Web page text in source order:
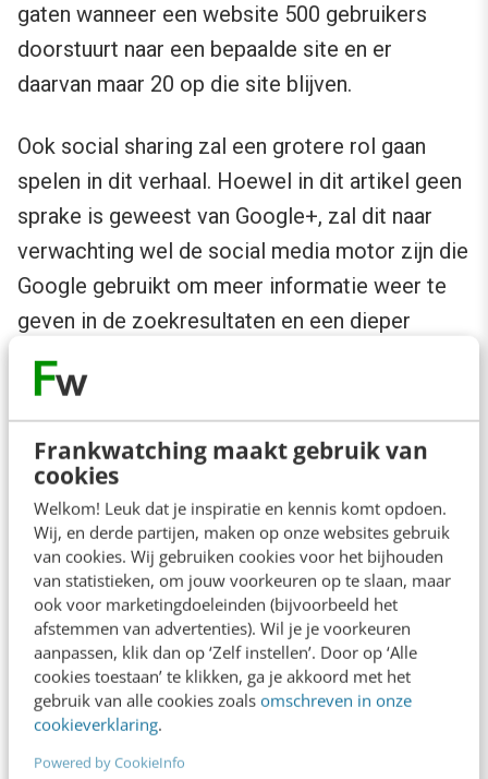
Frankwatching maakt gebruik van
cookies
Welkom! Leuk dat je inspiratie en kennis komt opdoen.
Wij, en derde partijen, maken op onze websites gebruik
van cookies. Wij gebruiken cookies voor het bijhouden
van statistieken, om jouw voorkeuren op te slaan, maar
ook voor marketingdoeleinden (bijvoorbeeld het
afstemmen van advertenties). Wil je je voorkeuren
aanpassen, klik dan op ‘Zelf instellen’. Door op ‘Alle
cookies toestaan’ te klikken, ga je akkoord met het
gebruik van alle cookies zoals omschreven in onze
cookieverklaring.
Powered by CookieInfo
gaten wanneer een website 500 gebruikers
doorstuurt naar een bepaalde site en er
daarvan maar 20 op die site blijven.
Ook social sharing zal een grotere rol gaan
spelen in dit verhaal. Hoewel in dit artikel geen
sprake is geweest van Google+, zal dit naar
verwachting wel de social media motor zijn die
Google gebruikt om meer informatie weer te
geven in de zoekresultaten en een dieper
begrip te krijgen van een website. Je ziet nu
dat het aantal followers op Google+ getoond
wordt in AdWords-advertenties.
Al met al komt het er op neer dat linkbuilding
(nog) organischer zal moeten zijn, wil het
effect hebben op je positie in de
zoekresultaten.
Wat is nog meer veranderd?
Naast deze veranderingen zijn er nog een
aantal punten om op te letten: